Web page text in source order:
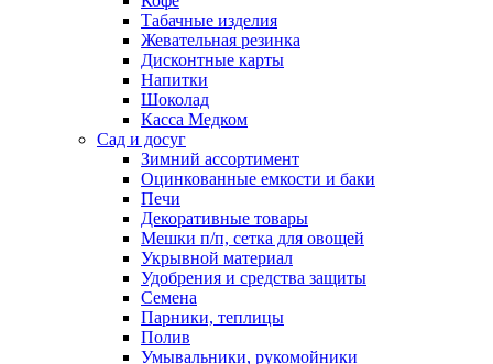
Табачные изделия
Жевательная резинка
Дисконтные карты
Напитки
Шоколад
Касса Медком
Сад и досуг
Зимний ассортимент
Оцинкованные емкости и баки
Печи
Декоративные товары
Мешки п/п, сетка для овощей
Укрывной материал
Удобрения и средства защиты
Семена
Парники, теплицы
Полив
Умывальники, рукомойники